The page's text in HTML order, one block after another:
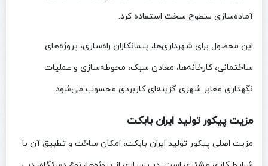
آماده‌سازی سطوح سخت استفاده کرد.
این محصول برای شهرداری‌ها، پیمانکاران راه‌سازی، پروژه‌های
ساختمانی، کارخانه‌ها، معادن سبک، محوطه‌سازی و عملیات
نگهداری معابر شهری گزینه‌ای کاربردی محسوب می‌شود.
مزیت پیکور تولید ایران بابکت
مزیت اصلی پیکور تولید ایران بابکت، امکان ساخت و تطبیق آن با